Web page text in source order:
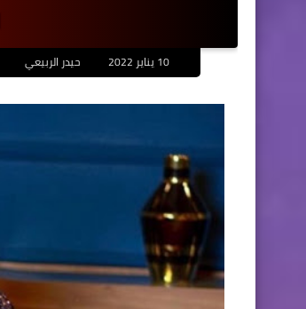
حيدر الربيعي